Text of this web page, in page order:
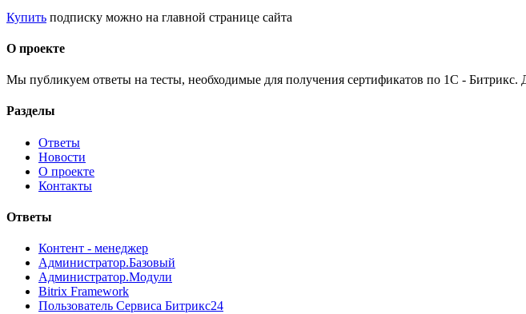
Купить подписку можно на главной странице сайта
О проекте
Мы публикуем ответы на тесты, необходимые для получения сертификатов по 1С -
Разделы
Ответы
Новости
О проекте
Контакты
Ответы
Контент - менеджер
Администратор.Базовый
Администратор.Модули
Bitrix Framework
Пользователь Сервиса Битрикс24